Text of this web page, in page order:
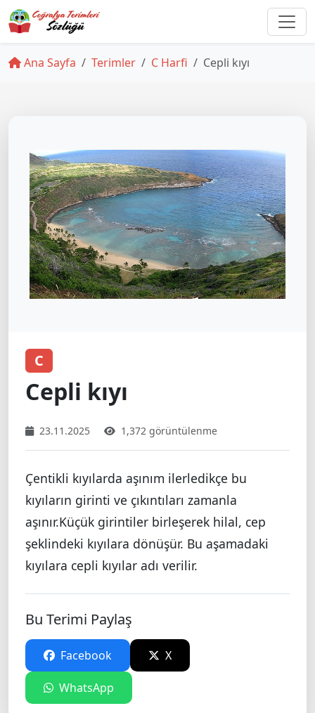
Ana Sayfa Terimler C Harfi Cepli kıyı
C
Cepli kıyı
23.11.2025 1,372 görüntülenme
Çentikli kıyılarda aşınım ilerledikçe bu
kıyıların girinti ve çıkıntıları zamanla
aşınır.Küçük girintiler birleşerek hilal, cep
şeklindeki kıyılara dönüşür. Bu aşamadaki
kıyılara cepli kıyılar adı verilir.
Bu Terimi Paylaş
Facebook X
WhatsApp